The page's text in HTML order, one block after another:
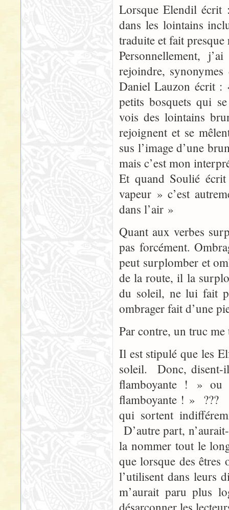
Lorsque Elendil écrit
dans les lointains
traduite et fait
Personnellement,
rejoindre,
Daniel Lauzon écrit :
petits bosquets qui
vois des lointains
rejoignent et se
sus l’image d’une
mais c’est mon
Et quand Soulié
vapeur » c’est
dans l’air »
Quant aux verbes
pas forcément.
peut surplomber et
de la route, il la
du soleil, ne lui fait
ombrager fait d’une
Par contre, un truc
Il est stipulé que les
soleil. Donc, disent-
flamboyante ! » ou
flamboyante ! » ???
qui sortent
D’autre part,
la nommer tout le
que lorsque des êtres
l’utilisent dans leurs
m’aurait paru plus
désarçonner les